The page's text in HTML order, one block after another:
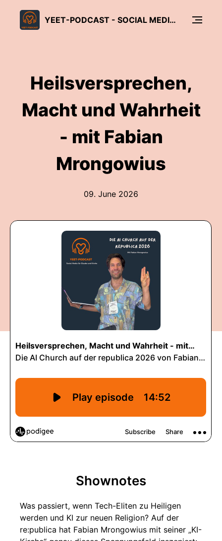
YEET-PODCAST - SOCIAL MEDIA FÜR GLAUBE UND KIRCHE
Heilsversprechen,
Macht und Wahrheit
- mit Fabian
Mrongowius
09. June 2026
Shownotes
Was passiert, wenn Tech-Eliten zu Heiligen
werden und KI zur neuen Religion? Auf der
re:publica hat Fabian Mrongowius mit seiner „KI-